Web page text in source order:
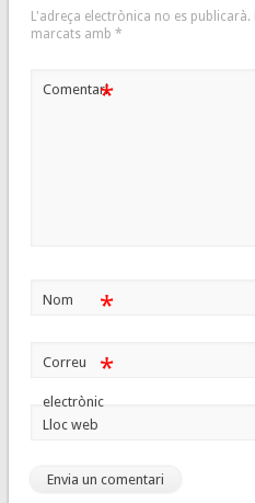
L'adreça electrònica no es publicarà.
marcats amb *
Comentari*
Nom *
Correu
electrònic
*
Lloc web